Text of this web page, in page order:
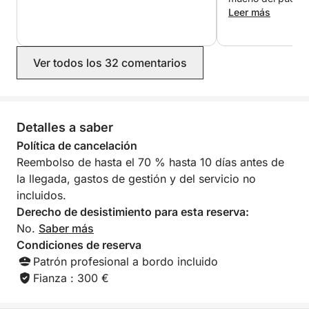
Leer más
Ver todos los 32 comentarios
Detalles a saber
Política de cancelación
Reembolso de hasta el 70 % hasta 10 días antes de
la llegada, gastos de gestión y del servicio no
incluidos.
Derecho de desistimiento para esta reserva:
No. Saber más
Condiciones de reserva
Patrón profesional a bordo incluido
Fianza : 300 €